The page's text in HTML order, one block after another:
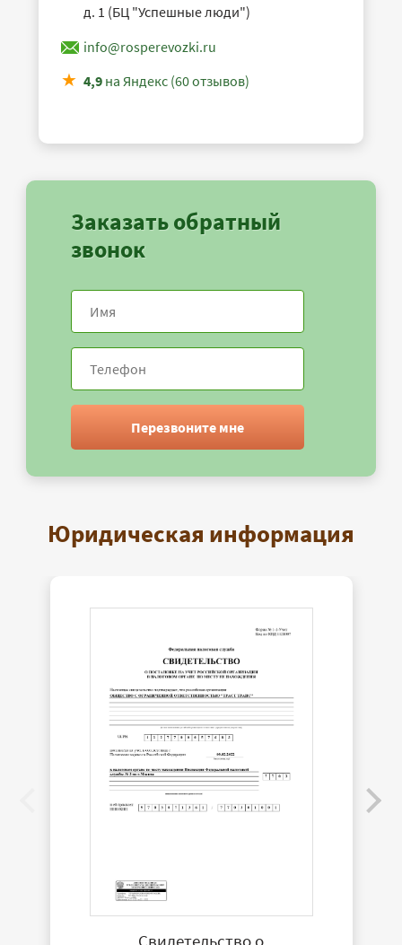
д. 1 (БЦ "Успешные люди")
info@rosperevozki.ru
4,9 на Яндекс (60 отзывов)
Заказать обратный
звонок
Перезвоните мне
Юридическая информация
Свидетельство о